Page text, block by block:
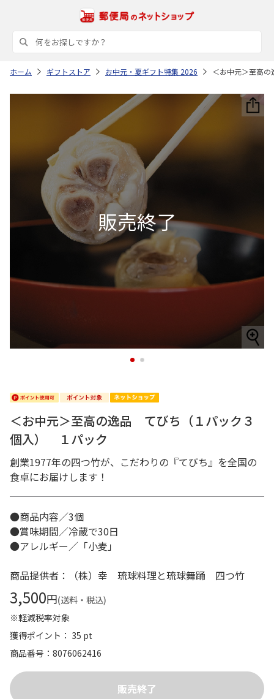
ホーム ギフトストア お中元・夏ギフト特集 2026 ＜お中元＞至高
1 2
＜お中元＞至高の逸品 てびち（１パック３
個入） １パック
創業1977年の四つ竹が、こだわりの『てびち』を全国の
食卓にお届けします！
●商品内容／3個
●賞味期間／冷蔵で30日
●アレルギー／「小麦」
商品提供者：（株）幸 琉球料理と琉球舞踊 四つ竹
3,500円(送料・税込)
※軽減税率対象
獲得ポイント： 35 pt
商品番号
8076062416